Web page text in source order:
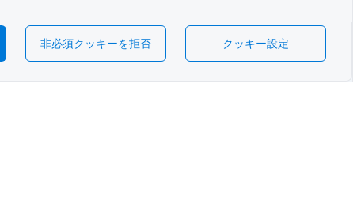
非必須クッキーを拒否 クッキー設定